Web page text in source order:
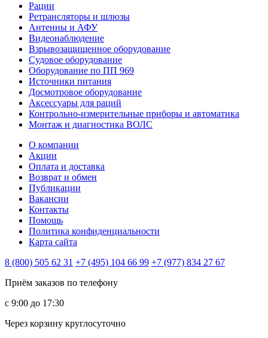
Рации
Ретрансляторы и шлюзы
Антенны и АФУ
Видеонаблюдение
Взрывозащищенное оборудование
Судовое оборудование
Оборудование по ПП 969
Источники питания
Досмотровое оборудование
Аксессуары для раций
Контрольно-измерительные приборы и автоматика
Монтаж и диагностика ВОЛС
О компании
Акции
Оплата и доставка
Возврат и обмен
Публикации
Вакансии
Контакты
Помощь
Политика конфиденциальности
Карта сайта
8 (800) 505 62 31 +7 (495) 104 66 99 +7 (977) 834 27 67
Приём заказов по телефону
с 9:00 до 17:30
Через корзину круглосуточно